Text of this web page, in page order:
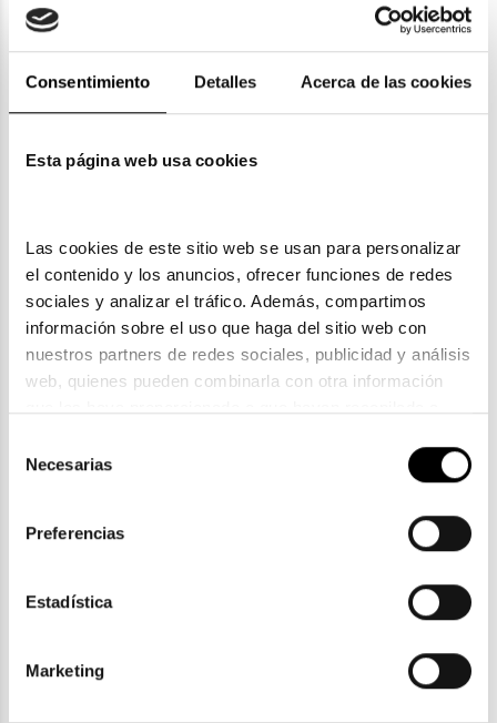
Consentimiento Detalles Acerca de las cookies
Esta página web usa cookies
Las cookies de este sitio web se usan para personalizar
el contenido y los anuncios, ofrecer funciones de redes
sociales y analizar el tráfico. Además, compartimos
información sobre el uso que haga del sitio web con
nuestros partners de redes sociales, publicidad y análisis
web, quienes pueden combinarla con otra información
la política de privacidad en el siguiente
. Consulta
Necesarias
Preferencias
Estadística
Marketing
Garantías
También te puede gustar
RENU MULTIPLUS 500 ML. NEW COMFORT
En Stock